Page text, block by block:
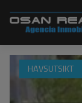
HAVSUTSIKT